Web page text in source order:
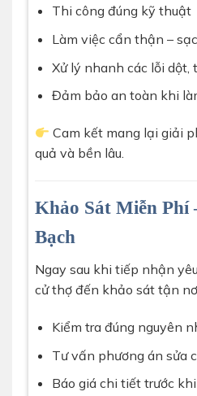
Thi công đúng kỹ thuật
Làm việc cẩn thận –
Xử lý nhanh các lỗi dột,
Đảm bảo an toàn khi
Cam kết mang lại giải
quả và bền lâu.
Khảo Sát Miễn Phí
Bạch
Ngay sau khi tiếp nhận
cử thợ đến khảo sát tận
Kiểm tra đúng nguyên
Tư vấn phương án sửa
Báo giá chi tiết trước